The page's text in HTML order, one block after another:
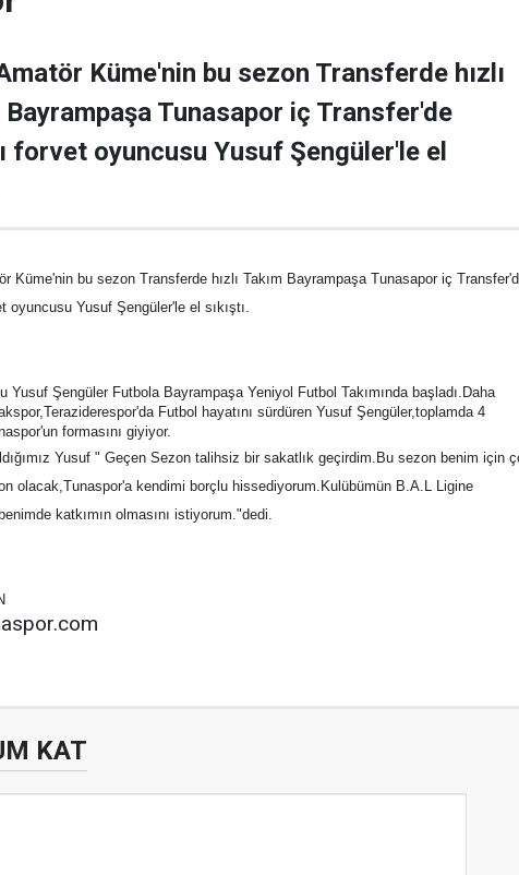
Küme'nin bu sezon Transferde hızlı
Bayrampaşa Tunasapor iç Transfer'de
forvet oyuncusu Yusuf Şengüler'le el
Küme'nin bu sezon Transferde hızlı Takım Bayrampaşa Tunasapor iç
oyuncusu Yusuf Şengüler'le el sıkıştı.
Yusuf Şengüler Futbola Bayrampaşa Yeniyol Futbol Takımında başladı.Daha
Futbol hayatını sürdüren Yusuf Şengüler,toplamda 4
formasını giyiyor.
Yusuf " Geçen Sezon talihsiz bir sakatlık geçirdim.Bu sezon benim için
olacak,Tunaspor'a kendimi borçlu hissediyorum.Kulübümün B.A.L Ligine
katkımın olmasını istiyorum."dedi.
KAT